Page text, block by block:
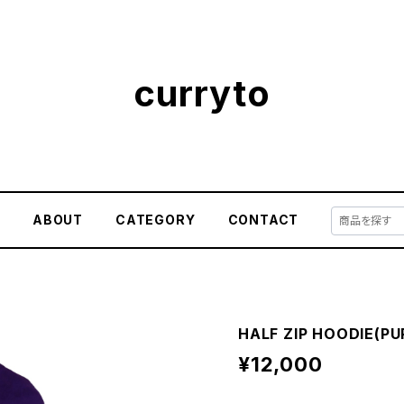
curryto
ABOUT CATEGORY CONTACT
HALF ZIP
¥12,000